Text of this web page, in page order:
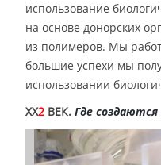
использование
на основе донорских
из полимеров. Мы
большие успехи мы
использовании
XX2 ВЕК. Где